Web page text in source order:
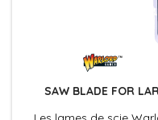
SAW BLADE FOR